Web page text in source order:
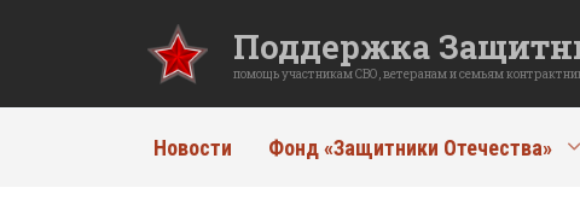
Поддержка
помощь участникам СВО, ветеранам и семьям
Новости Фонд «Защитники Отечества»